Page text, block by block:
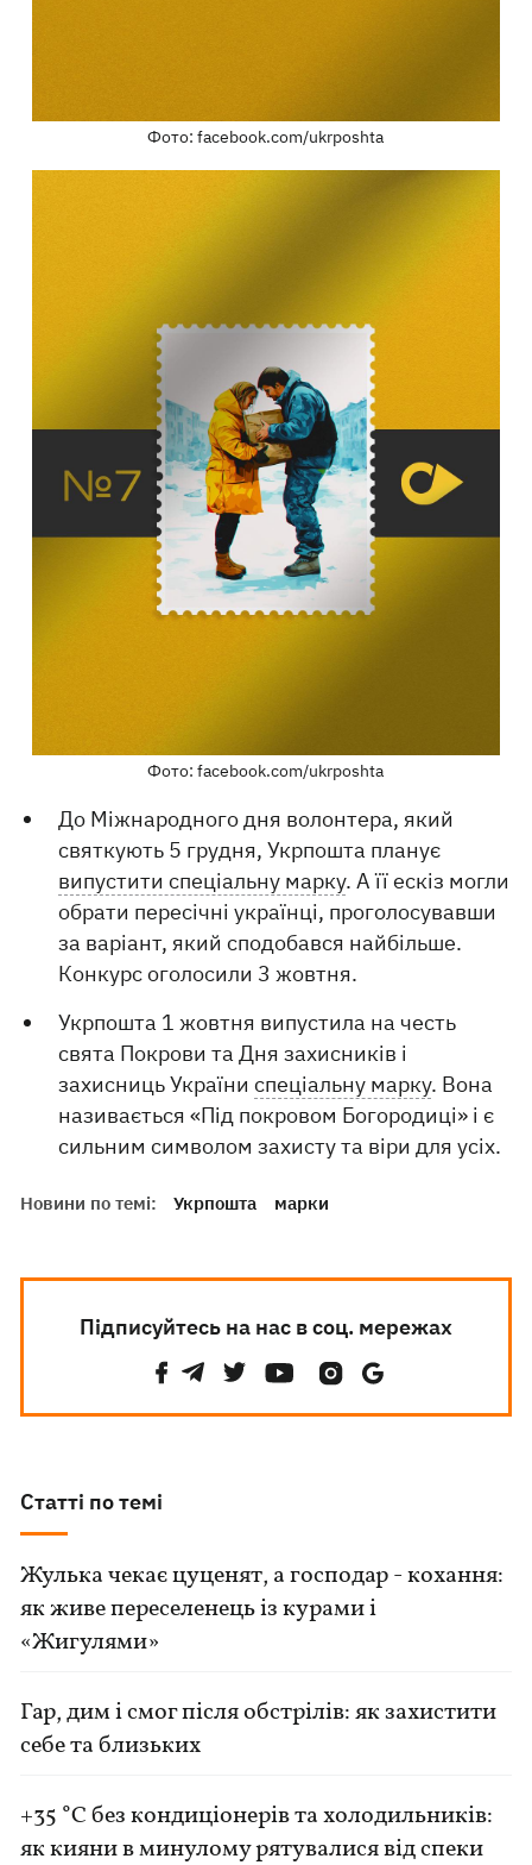
Фото: facebook.com/ukrposhta
Фото: facebook.com/ukrposhta
До Міжнародного дня волонтера, який
святкують 5 грудня, Укрпошта планує
випустити спеціальну марку. А її ескіз могли
обрати пересічні українці, проголосувавши
за варіант, який сподобався найбільше.
Конкурс оголосили 3 жовтня.
Укрпошта 1 жовтня випустила на честь
свята Покрови та Дня захисників і
захисниць Україниспеціальну марку. Вона
називається «Під покровом Богородиці» і є
сильним символом захисту та віри для усіх.
Новини по темі: Укрпошта марки
Підписуйтесь на нас в соц. мережах
Статті по темі
Жулька чекає цуценят, а господар - кохання:
як живе переселенець із курами і
«Жигулями»
Гар, дим і смог після обстрілів: як захистити
себе та близьких
+35 °C без кондиціонерів та холодильників:
як кияни в минулому рятувалися від спеки